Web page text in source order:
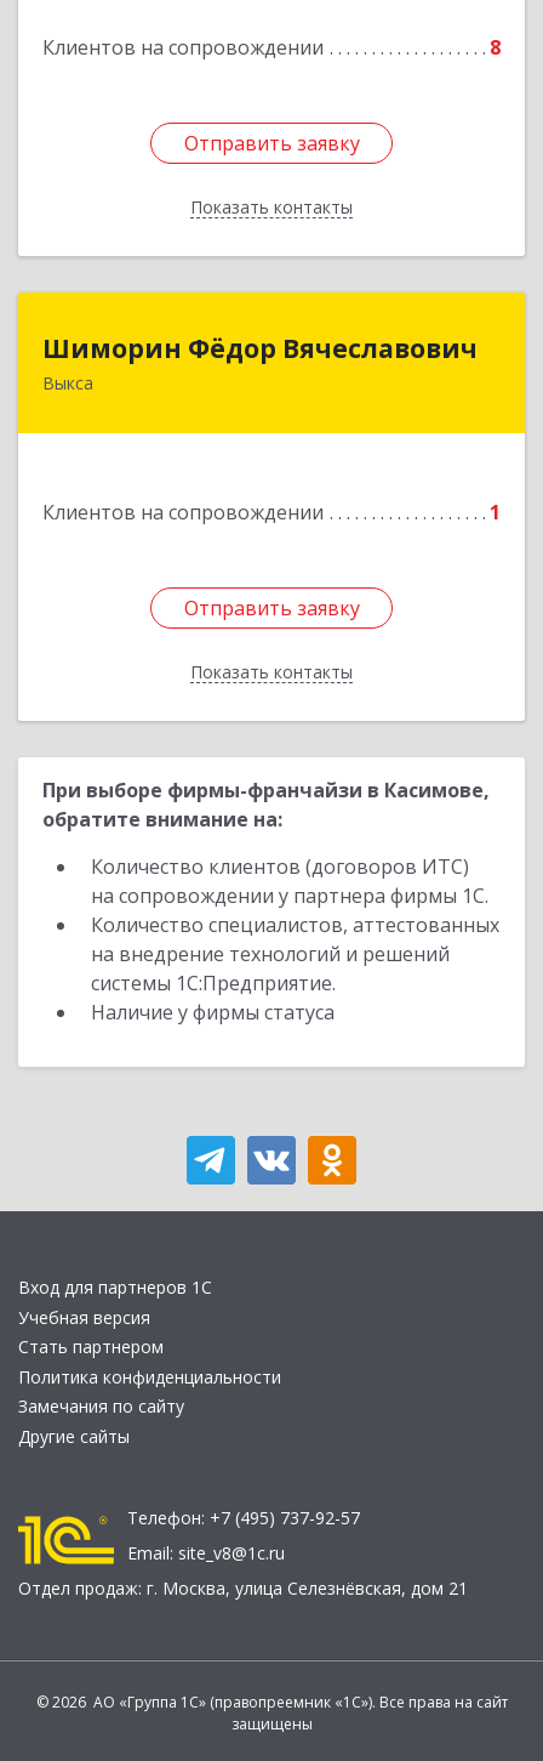
Клиентов на сопровождении 8
Отправить заявку
Показать контакты
Подробнее
Отправить заявку
Назад
Шиморин Фёдор Вячеславович
Выкса
Клиентов на сопровождении 1
Отправить заявку
Показать контакты
Шиморин Фёдор Вячеславович
Отправить заявку
Назад
При выборе фирмы-франчайзи в Касимове,
обратите внимание на:
Количество клиентов (договоров ИТС)
на сопровождении у партнера фирмы 1С.
Количество специалистов, аттестованных
на внедрение технологий и решений
системы 1С:Предприятие.
Наличие у фирмы статуса
Вход для партнеров 1С
Учебная версия
Стать партнером
Политика конфиденциальности
Замечания по сайту
Другие сайты
Телефон: +7 (495) 737-92-57
Email: site_v8@1c.ru
Отдел продаж: г. Москва, улица Селезнёвская, дом 21
© 2026 АО «Группа 1С» (правопреемник «1С»). Все права на сайт
защищены